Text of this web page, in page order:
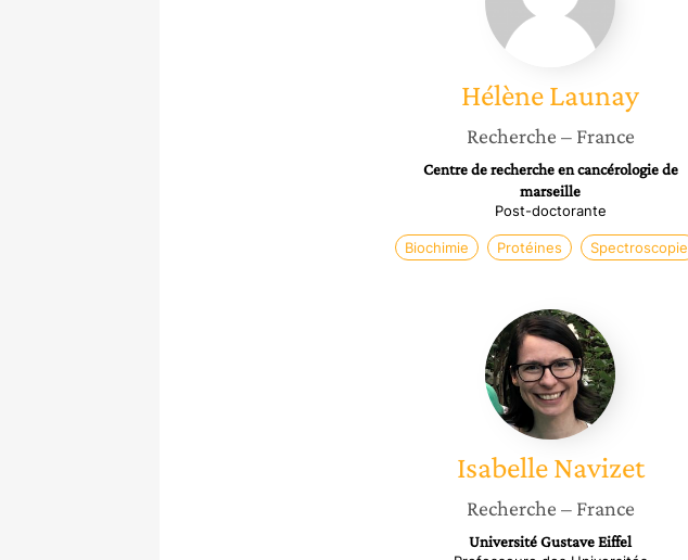
HélèneLaunay
Recherche – France
Centre de recherche en cancérologie de
marseille
Post-doctorante
Biochimie Protéines Spectroscopie
Isabelle
Navizet
Isabelle Navizet
Recherche – France
Université Gustave Eiffel